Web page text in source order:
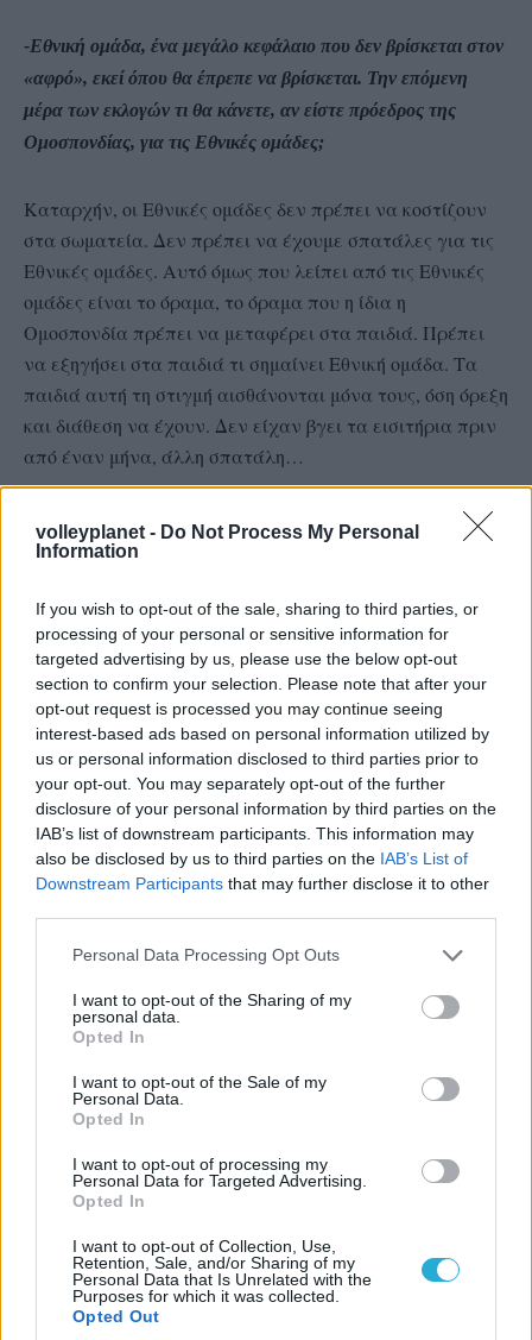
volleyplanet - Do Not Process My Personal
Information
If you wish to opt-out of the sale, sharing to third parties, or
processing of your personal or sensitive information for
targeted advertising by us, please use the below opt-out
section to confirm your selection. Please note that after your
opt-out request is processed you may continue seeing
interest-based ads based on personal information utilized by
us or personal information disclosed to third parties prior to
your opt-out. You may separately opt-out of the further
disclosure of your personal information by third parties on the
IAB’s list of downstream participants. This information may
also be disclosed by us to third parties on the IAB’s List of
Downstream Participants that may further disclose it to other
Please note that this website/app uses one or more Google
not limited to your visit or usage behaviour. You may click to
grant or deny consent to Google and its third-party tags to
use your data for below specified purposes in below Google
consent section.
Personal Data Processing Opt Outs
I want to opt-out of the Sharing of my
personal data.
Opted In
I want to opt-out of the Sale of my
Personal Data.
Opted In
I want to opt-out of processing my
Personal Data for Targeted Advertising.
Opted In
I want to opt-out of Collection, Use,
Retention, Sale, and/or Sharing of my
Personal Data that Is Unrelated with the
Purposes for which it was collected.
Opted Out
-Εθνική ομάδα, ένα μεγάλο κεφάλαιο που δεν βρίσκεται στον
«αφρό», εκεί όπου θα έπρεπε να βρίσκεται. Την επόμενη
μέρα των εκλογών τι θα κάνετε, αν είστε πρόεδρος της
Ομοσπονδίας, για τις Εθνικές ομάδες;
Καταρχήν, οι Εθνικές ομάδες δεν πρέπει να κοστίζουν
στα σωματεία. Δεν πρέπει να έχουμε σπατάλες για τις
Εθνικές ομάδες. Αυτό όμως που λείπει από τις Εθνικές
ομάδες είναι το όραμα, το όραμα που η ίδια η
Ομοσπονδία πρέπει να μεταφέρει στα παιδιά. Πρέπει
να εξηγήσει στα παιδιά τι σημαίνει Εθνική ομάδα. Τα
παιδιά αυτή τη στιγμή αισθάνονται μόνα τους, όση όρεξη
και διάθεση να έχουν. Δεν είχαν βγει τα εισιτήρια πριν
από έναν μήνα, άλλη σπατάλη…
Ενώ μπορούμε να μετακινηθούμε ας πούμε για
παράδειγμα με 5.000 ευρώ, η καθυστέρηση, λόγω των
τριπλάσια χρήματα. Εδώ χάσαμε τον προπονητή στην
Εθνική ομάδα, τι να λέμε τώρα. Και ο προπονητής, όπως
έχω πληροφορηθεί, δεν είχε συμβόλαιο. Γιατί έφυγε ο
προπονητής; Γιατί δεν τον ρωτάμε γιατί έφυγε ο
προπονητής; Μιλάω για τον κύριο Καλμαζίδη. Γιατί
έφυγε; Και δεν είχε συμβόλαιο; Πώς έχουμε έναν
προπονητή στην Εθνική ομάδα χωρίς συμβόλαιο; Και πώς
προτείνουμε έναν προπονητή χωρίς να τον έχουμε
δεσμεύσει; Να μας φύγει δηλαδή, να πηδήξει από τη
βάρκα έναν μήνα πριν πάμε σε μια σοβαρή διοργάνωση;
Είναι απίστευτο αυτό που γίνεται με τις Εθνικές ομάδες.
Ρωτάτε αν είναι πληρωμένα τα 100 ευρώ την εβδομάδα
οι αθλητές; Τα 100 ευρώ είναι τα τηλέφωνά τους, η
πορτοκαλάδα και ένα σάντουιτς που θα φάνε. Δεν
ενδιαφέρεται κανείς για την Εθνική ομάδα. Πιθανολογώ
μόνο αυτοί που είναι οι υπάλληλοι οι καθ΄ ύλην
Πήραν και τον κουμπάρο μου τιμ μάνατζερ γιατί
νόμιζαν πως θα τον έχω δίπλα μου να με διευκολύνει
στις εκλογές. Όχι! Ο Γκιούρδας είναι για να είναι σε
αυτή τη θέση. Και πολλά άλλα παιδιά. Για αυτό όταν